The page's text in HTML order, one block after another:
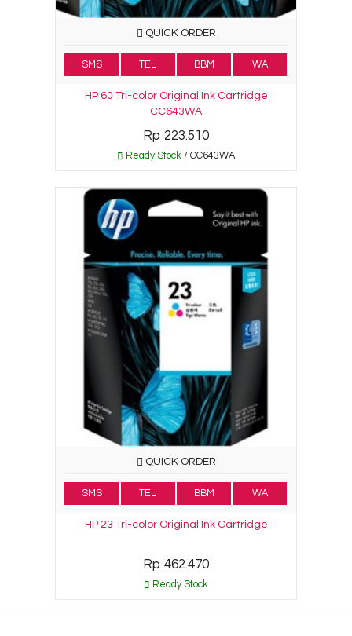
QUICK ORDER
SMS TEL BBM WA
HP 60 Tri-color Original Ink Cartridge
CC643WA
Rp 223.510
Ready Stock / CC643WA
QUICK ORDER
SMS TEL BBM WA
HP 23 Tri-color Original Ink Cartridge
Rp 462.470
Ready Stock